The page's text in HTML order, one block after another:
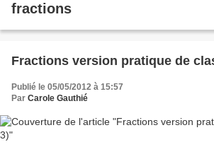
fractions
Fractions version pratique de
Publié le 05/05/2012 à 15:57
Par Carole Gauthié